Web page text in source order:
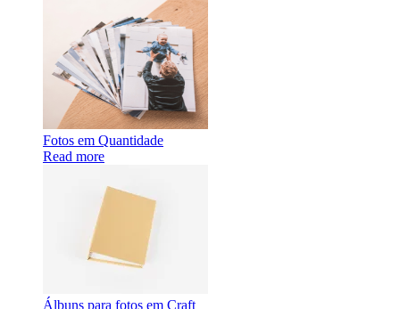
Fotos em Quantidade
Read more
Álbuns para fotos em Craft